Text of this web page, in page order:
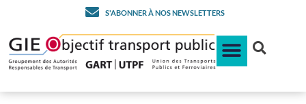
S'ABONNER À NOS NEWSLETTERS
Une rentrée en partenariat
avec Phénix Groupe, street
& social media company